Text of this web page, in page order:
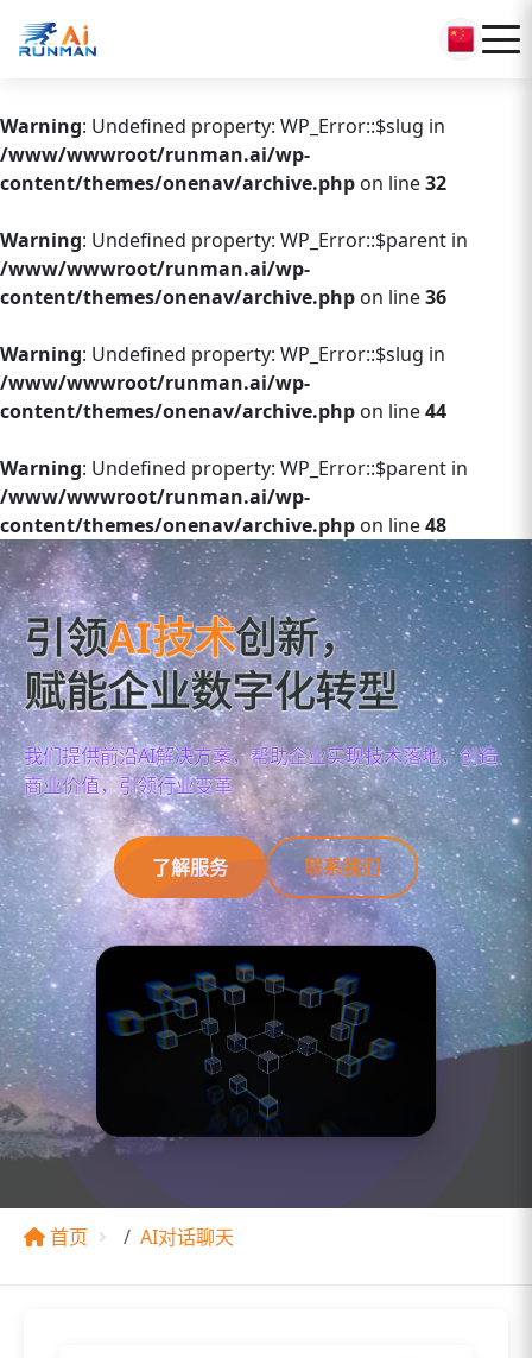
Warning: Undefined property: WP_Error::$slug in
/www/wwwroot/runman.ai/wp-
content/themes/onenav/archive.php on line32
Warning: Undefined property: WP_Error::$parent in
/www/wwwroot/runman.ai/wp-
content/themes/onenav/archive.php on line36
Warning: Undefined property: WP_Error::$slug in
/www/wwwroot/runman.ai/wp-
content/themes/onenav/archive.php on line44
Warning: Undefined property: WP_Error::$parent in
/www/wwwroot/runman.ai/wp-
content/themes/onenav/archive.php on line48
引领AI技术创新，
赋能企业数字化转型
我们提供前沿AI解决方案，帮助企业实现技术落地，创造
商业价值，引领行业变革
了解服务 联系我们
首页 AI对话聊天